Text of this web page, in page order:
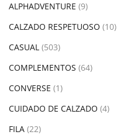
ALPHADVENTURE (9)
CALZADO RESPETUOSO (10)
CASUAL (503)
COMPLEMENTOS (64)
CONVERSE (1)
CUIDADO DE CALZADO (4)
FILA (22)